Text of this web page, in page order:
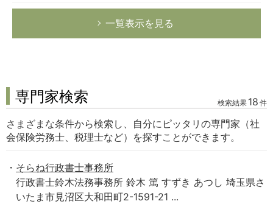
一覧表示を見る
専門家検索 検索結果 18 件
さまざまな条件から検索し、自分にピッタリの専門家（社
会保険労務士、税理士など）を探すことができます。
そらね行政書士事務所
行政書士鈴木法務事務所 鈴木 篤 すずき あつし 埼玉県さ
いたま市見沼区大和田町2-1591-21 ...